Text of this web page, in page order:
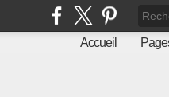
Accueil